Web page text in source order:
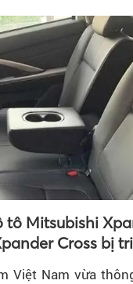
tô Mitsubishi
Cross bị
Việt Nam vừa